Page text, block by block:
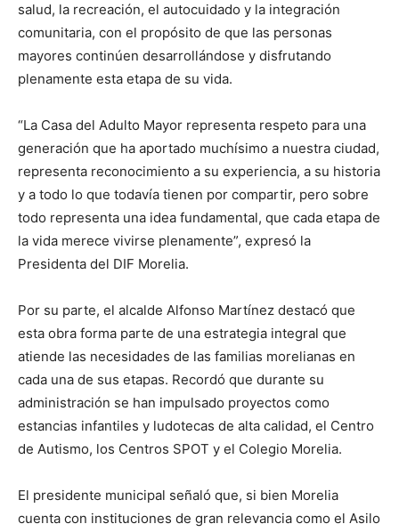
salud, la recreación, el autocuidado y la integración
comunitaria, con el propósito de que las personas
mayores continúen desarrollándose y disfrutando
plenamente esta etapa de su vida.
“La Casa del Adulto Mayor representa respeto para una
generación que ha aportado muchísimo a nuestra ciudad,
representa reconocimiento a su experiencia, a su historia
y a todo lo que todavía tienen por compartir, pero sobre
todo representa una idea fundamental, que cada etapa de
la vida merece vivirse plenamente”, expresó la
Presidenta del DIF Morelia.
Por su parte, el alcalde Alfonso Martínez destacó que
esta obra forma parte de una estrategia integral que
atiende las necesidades de las familias morelianas en
cada una de sus etapas. Recordó que durante su
administración se han impulsado proyectos como
estancias infantiles y ludotecas de alta calidad, el Centro
de Autismo, los Centros SPOT y el Colegio Morelia.
El presidente municipal señaló que, si bien Morelia
cuenta con instituciones de gran relevancia como el Asilo